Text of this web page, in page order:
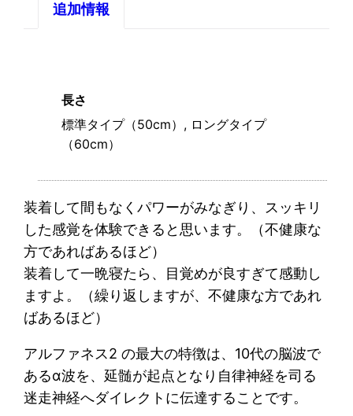
タ
ル
後
購
入
（
正
取
扱
店
専
追加情報
長さ
標準タイプ（50cm）, ロングタイプ
（60cm）
装着して間もなくパワーがみなぎり、スッキリ
した感覚を体験できると思います。（不健康な
方であればあるほど）
装着して一晩寝たら、目覚めが良すぎて感動し
ますよ。（繰り返しますが、不健康な方であれ
ばあるほど）
アルファネス2 の最大の特徴は、10代の脳波で
あるα波を、延髄が起点となり自律神経を司る
迷走神経へダイレクトに伝達することです。